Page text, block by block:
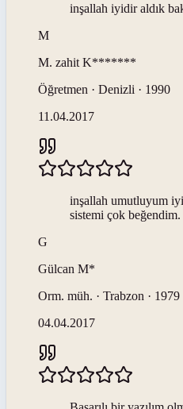
inşallah iyidir aldık
M
M. zahit K*******
Öğretmen · Denizli · 1990
11.04.2017
inşallah umutluyum
sistemi çok beğendim.
G
Gülcan M*
Orm. müh. · Trabzon · 1979
04.04.2017